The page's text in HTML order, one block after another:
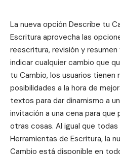
La nueva opción Describe tu
Escritura aprovecha las
reescritura, revisión y
indicar cualquier cambio que
tu Cambio, los usuarios tienen
posibilidades a la hora de
textos para dar dinamismo a
invitación a una cena para que
otras cosas. Al igual que
Herramientas de Escritura, la
Cambio está disponible en